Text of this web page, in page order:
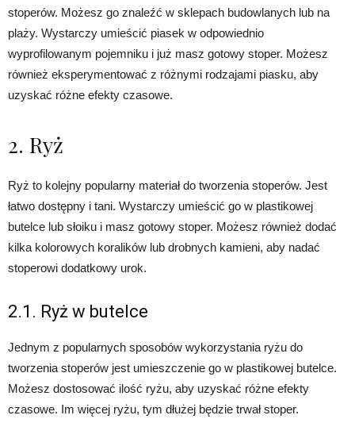
stoperów. Możesz go znaleźć w sklepach budowlanych lub na
plaży. Wystarczy umieścić piasek w odpowiednio
wyprofilowanym pojemniku i już masz gotowy stoper. Możesz
również eksperymentować z różnymi rodzajami piasku, aby
uzyskać różne efekty czasowe.
2. Ryż
Ryż to kolejny popularny materiał do tworzenia stoperów. Jest
łatwo dostępny i tani. Wystarczy umieścić go w plastikowej
butelce lub słoiku i masz gotowy stoper. Możesz również dodać
kilka kolorowych koralików lub drobnych kamieni, aby nadać
stoperowi dodatkowy urok.
2.1. Ryż w butelce
Jednym z popularnych sposobów wykorzystania ryżu do
tworzenia stoperów jest umieszczenie go w plastikowej butelce.
Możesz dostosować ilość ryżu, aby uzyskać różne efekty
czasowe. Im więcej ryżu, tym dłużej będzie trwał stoper.